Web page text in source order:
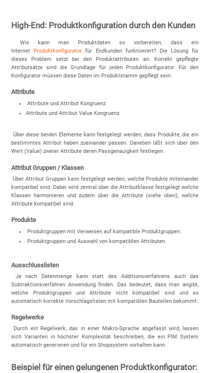
High-End: Produktkonfiguration durch den Kunden
Wie kann man Produktdaten so vorbereiten, dass ein
Internet
Produktkonfigurator für Endkunden funktioniert? Die Lösung für
dieses Problem setzt bei den Produktattributen an. Korrekt gepflegte
Attributsätze sind die Grundlage für jeden Produktkonfigurator. Für den
Konfigurator müssen diese Daten im Produktstamm gepflegt sein:
Attribute
Attribute und Attribut Kongruenz
Attribute und Attribut Value Kongruenz
Über diese beiden Elemente kann festgelegt werden, dass Produkte, die ein
bestimmtes Attribut haben zueinander passen. Daneben läßt sich über den
Wert (Value) zweier Attribute deren Passgenauigkeit festlegen.
Attribut Gruppen / Klassen
Über Attribut Gruppen kann festgelegt werden, welche Produkte miteinander
kompatibel sind. Dabei wird zentral über die Attributklasse festgelegt welche
Klassen harmonieren und zudem über die Attribute (siehe oben), welche
Attribute kompatibel sind.
Produkte
Produktgruppen mit Verweisen auf kompatible Produktgruppen.
Produktgruppen und Auswahl von kompatiblen Attributen.
Ausschlusslisten
Je nach Datenmenge kann statt des Additionsverfahrens auch das
Subtraktionsverfahren Anwendung finden. Das bedeutet, dass man angibt,
welche Produktgruppen und Attribute nicht kompatibel sind und so
automatisch korrekte Vorschlagslisten mit kompatiblen Bauteilen bekommt.
Regelwerke
Durch ein Regelwerk, das in einer Makro-Sprache abgefasst wird, lassen
sich Varianten in höchster Komplexität beschreiben, die ein PIM System
automatisch generieren und für ein Shopsystem vorhalten kann.
Beispiel für einen gelungenen Produktkonfigurator: